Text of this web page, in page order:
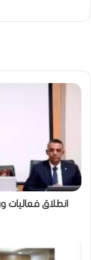
انطلاق فعاليات